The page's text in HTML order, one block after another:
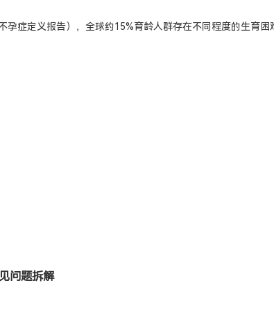
孕症定义报告），全球约15%育龄人群存在不同程度的生育
问题拆解